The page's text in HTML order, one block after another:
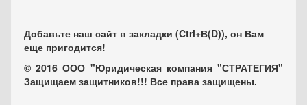
Добавьте наш сайт в закладки (Ctrl+В(D)), он Вам
еще пригодится!
© 2016 ООО "Юридическая компания "СТРАТЕГИЯ"
Защищаем защитников!!! Все права защищены.